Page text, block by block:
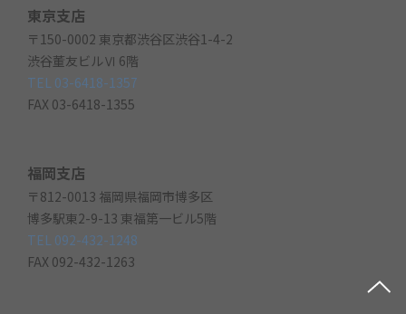
東京支店
〒150-0002 東京都渋谷区渋谷1-4-2
渋谷董友ビルⅥ 6階
TEL 03-6418-1357
FAX 03-6418-1355
福岡支店
〒812-0013 福岡県福岡市博多区
博多駅東2-9-13 東福第一ビル5階
TEL 092-432-1248
FAX 092-432-1263